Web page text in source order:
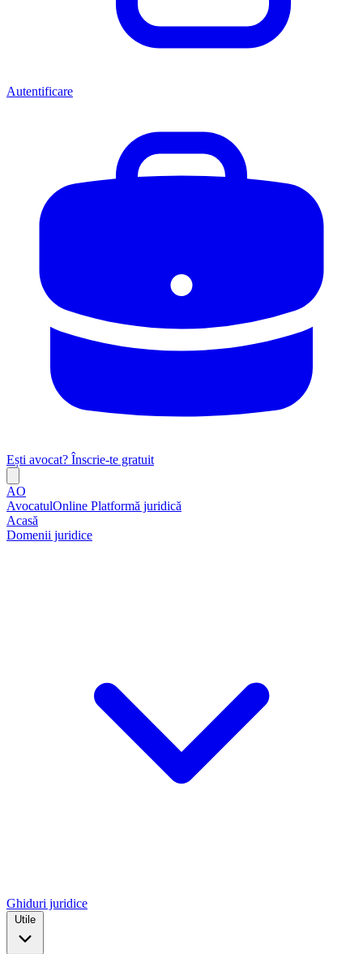
Autentificare
Ești avocat? Înscrie-te gratuit
AO
AvocatulOnline Platformă juridică
Acasă
Domenii juridice
Ghiduri juridice
Utile